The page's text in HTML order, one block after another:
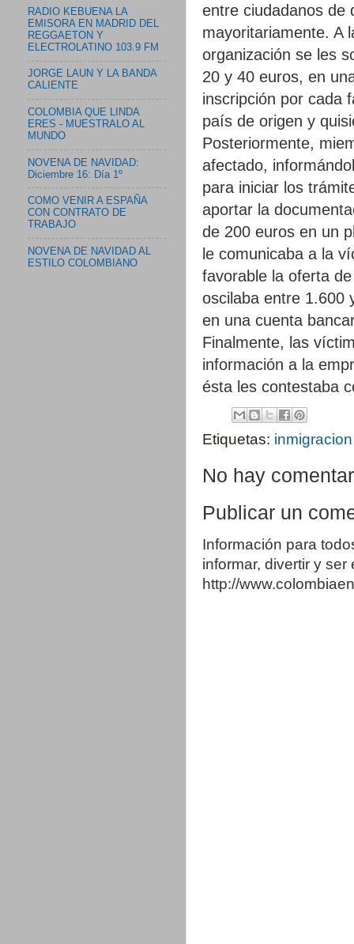
entre ciudadanos de
mayoritariamente. A
organización se les
20 y 40 euros, en
inscripción por cada
país de origen y
Posteriormente,
afectado,
para iniciar los
aportar la
de 200 euros en un
le comunicaba a la
favorable la oferta
oscilaba entre 1.600
en una cuenta
Finalmente, las
información a la
ésta les contestaba
Etiquetas: inmigracion
No hay
Publicar un
Información para
informar, divertir y
http://
RADIO KEBUENA LA
EMISORA EN MADRID DEL
REGGAETON Y
ELECTROLATINO 103.9 FM
JORGE LAUN Y LA BANDA
CALIENTE
COLOMBIA QUE LINDA
ERES - MUESTRALO AL
MUNDO
NOVENA DE NAVIDAD:
Diciembre 16: Día 1º
COMO VENIR A ESPAÑA
CON CONTRATO DE
TRABAJO
NOVENA DE NAVIDAD AL
ESTILO COLOMBIANO